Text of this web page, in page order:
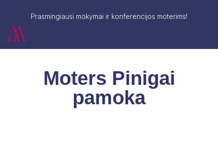
Prasmingiausi mokymai ir konferencijos moterims!
Moters Pinigai
pamoka